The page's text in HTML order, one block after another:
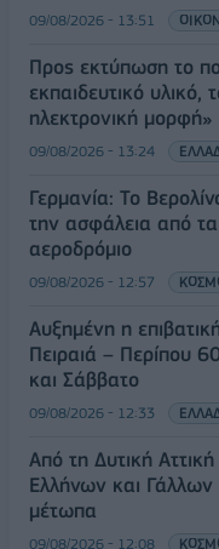
09/08/2026 - 13:51
Προς εκτύπωση το
εκπαιδευτικό υλικό,
ηλεκτρονική μορφή»
09/08/2026 - 13:24
Γερμανία: Το
την ασφάλεια από τα
αεροδρόμιο
09/08/2026 - 12:57
Αυξημένη η
Πειραιά – Περίπου
και Σάββατο
09/08/2026 - 12:33
Από τη Δυτική
Ελλήνων και
μέτωπα
09/08/2026 - 12:08